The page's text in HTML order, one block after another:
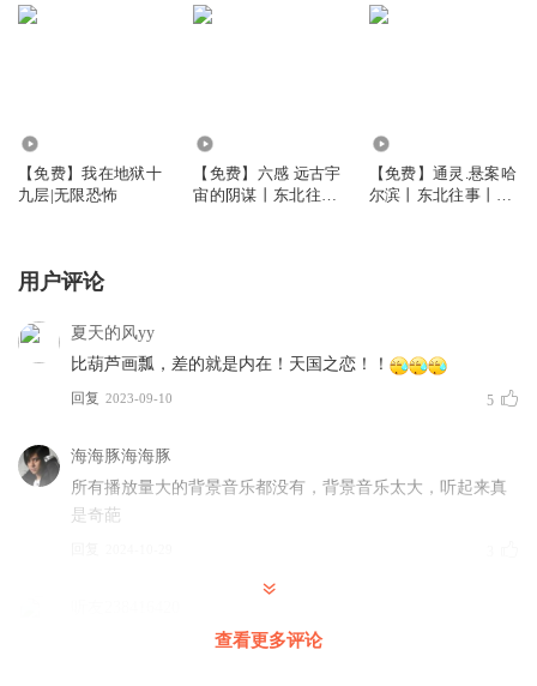
【免费】我在地狱十
九层|无限恐怖
【免费】六感 远古宇
宙的阴谋丨东北往事
【免费】通灵.悬案哈
尔滨丨东北往事丨碎
用户评论
夏天的风yy
比葫芦画瓢，差的就是内在！天国之恋！！
回复 2023-09-10 5
海海豚海海豚
所有播放量大的背景音乐都没有，背景音乐太大，听起来真
是奇葩
查看更多评论